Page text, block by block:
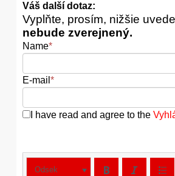
Váš další dotaz:
Vyplňte, prosím, nižšie
nebude zverejnený.
Name*
E-mail *
I have read and agree to the
Odsek